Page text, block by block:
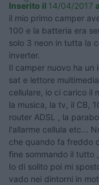
Inserito il 14/04/2017
il mio primo camper
100 e la batteria era
solo 3 neon in tutta la
inverter.
Il camper nuovo ha un
sat e lettore
cellulare, io ci carico il
la musica, la tv, il CB,
router ADSL , la
l'allarme cellula etc...
che quando fa freddo
fine sommando il tutto
Io di solito poi mi
vado nei dintorni in